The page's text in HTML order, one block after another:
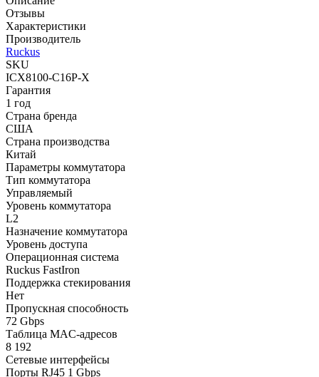
Отзывы
Характеристики
Производитель
Ruckus
SKU
ICX8100-C16P-X
Гарантия
1 год
Страна бренда
США
Страна производства
Китай
Параметры коммутатора
Тип коммутатора
Управляемый
Уровень коммутатора
L2
Назначение коммутатора
Уровень доступа
Операционная система
Ruckus FastIron
Поддержка стекирования
Нет
Пропускная способность
72 Gbps
Таблица MAC-адресов
8 192
Сетевые интерфейсы
Порты RJ45 1 Gbps